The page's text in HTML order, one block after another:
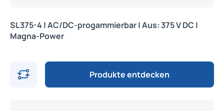
SL375-4 | AC/DC-progammierbar | Aus: 375 V DC |
Magna-Power
Produkte entdecken